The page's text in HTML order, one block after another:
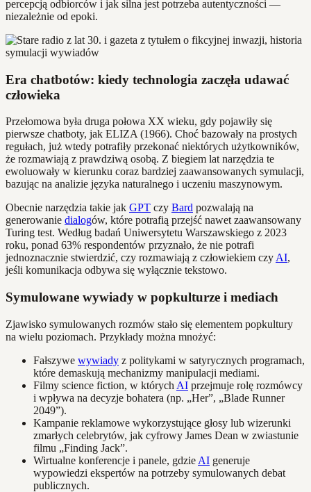
percepcją odbiorców i jak silna jest potrzeba autentyczności —
niezależnie od epoki.
Era chatbotów: kiedy technologia zaczęła udawać
człowieka
Przełomowa była druga połowa XX wieku, gdy pojawiły się
pierwsze chatboty, jak ELIZA (1966). Choć bazowały na prostych
regułach, już wtedy potrafiły przekonać niektórych użytkowników,
że rozmawiają z prawdziwą osobą. Z biegiem lat narzędzia te
ewoluowały w kierunku coraz bardziej zaawansowanych symulacji,
bazując na analizie języka naturalnego i uczeniu maszynowym.
Obecnie narzędzia takie jak GPT czy Bard pozwalają na
generowanie dialogów, które potrafią przejść nawet zaawansowany
Turing test. Według badań Uniwersytetu Warszawskiego z 2023
roku, ponad 63% respondentów przyznało, że nie potrafi
jednoznacznie stwierdzić, czy rozmawiają z człowiekiem czy AI,
jeśli komunikacja odbywa się wyłącznie tekstowo.
Symulowane wywiady w popkulturze i mediach
Zjawisko symulowanych rozmów stało się elementem popkultury
na wielu poziomach. Przykłady można mnożyć:
Fałszywe wywiady z politykami w satyrycznych programach,
które demaskują mechanizmy manipulacji mediami.
Filmy science fiction, w których AI przejmuje rolę rozmówcy
i wpływa na decyzje bohatera (np. „Her”, „Blade Runner
2049”).
Kampanie reklamowe wykorzystujące głosy lub wizerunki
zmarłych celebrytów, jak cyfrowy James Dean w zwiastunie
filmu „Finding Jack”.
Wirtualne konferencje i panele, gdzie AI generuje
wypowiedzi ekspertów na potrzeby symulowanych debat
publicznych.